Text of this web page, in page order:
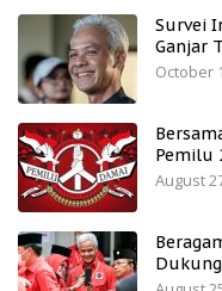
Survei
Ganjar
October
Pemilu
August